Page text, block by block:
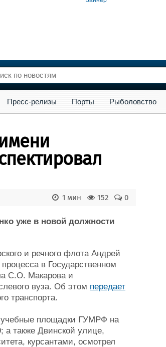
Флот
Все службы
Пресс-релизы Порты Рыболовство
0
152
1 мин
уже в новой должности
и речного флота Андрей
в Государственном
С.О. Макарова и
вуза. Об этом передает
транспорта.
учебные площадки ГУМРФ на
а также Двинской улице,
курсантами, осмотрел